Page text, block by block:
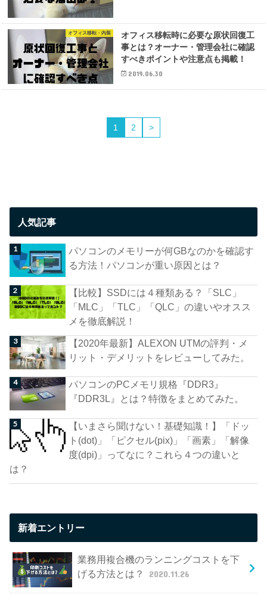
オフィス移転・内装
オフィス移転時に必要な原状回復工
事とは？オーナー・管理会社に確認
すべきポイントや注意点も掲載！
2019.06.30
1 2 >
人気記事
パソコンのメモリーが何GBなのかを確認す
る方法！パソコンが重い原因とは？
【比較】SSDには４種類ある？「SLC」
「MLC」「TLC」「QLC」の違いやオスス
メを徹底解説！
【2020年最新】ALEXON UTMの評判・メ
リット・デメリットをレビューしてみた。
パソコンのPCメモリ規格『DDR3』
『DDR3L』とは？特徴をまとめてみた。
【いまさら聞けない！基礎知識！】「ドッ
ト(dot)」「ピクセル(pix)」「画素」「解像
度(dpi)」ってなに？これら４つの違いと
は？
新着エントリー
業務用複合機のランニングコストを下
げる方法とは？
2020.11.26